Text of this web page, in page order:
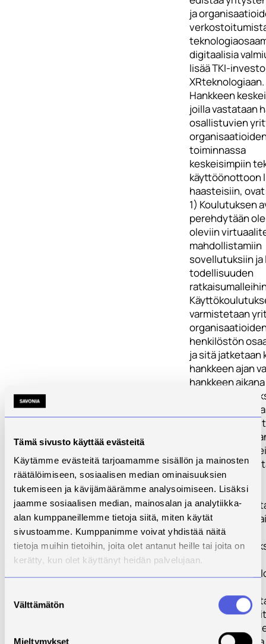
Tämä sivusto käyttää evästeitä
Käytämme evästeitä tarjoamamme sisällön ja mainosten
räätälöimiseen, sosiaalisen median ominaisuuksien
tukemiseen ja kävijämäärämme analysoimiseen. Lisäksi
jaamme sosiaalisen median, mainosalan ja analytiikka-
alan kumppaneillemme tietoja siitä, miten käytät
sivustoamme. Kumppanimme voivat yhdistää näitä
tietoja muihin tietoihin, joita olet antanut heille tai joita on
kerätty, kun olet käyttänyt heidän palvelujaan.
valinta
Välttämätön
Mieltymykset
ja
digitaalisia
lisää TKI-
XRteknologiaan.
Hankkeen
joilla vastataan
osallistuvien
toiminnassa
keskeisimpiin
käyttöönottoon
haasteisiin,
1) Koulutuksen
perehdytään
oleviin
mahdollistamiin
sovellutuksiin ja
todellisuuden
varmistetaan
henkilöstön
ja sitä jatketaan
hankkeen ajan
hankkeen
uusista
teknologioista ja
laitteista. 2)
yritysten ja
pilotoidaan,
arvioidaan
tuotettuja
ratkaisu/
toimivuutta ja
autenttisissa
Koulutuksiin,
testauksiin ja
ratkaisu/
siirrettävissä
toiseen. 3)